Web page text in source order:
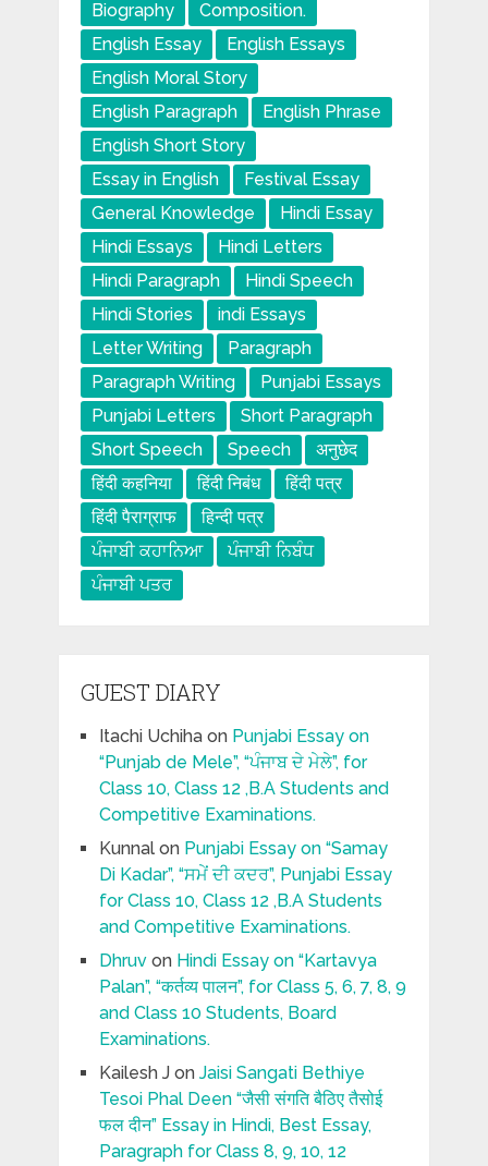
Biography
Composition.
English Essay
English Essays
English Moral Story
English Paragraph
English Phrase
English Short Story
Essay in English
Festival Essay
General Knowledge
Hindi Essay
Hindi Essays
Hindi Letters
Hindi Paragraph
Hindi Speech
Hindi Stories
indi Essays
Letter Writing
Paragraph
Paragraph Writing
Punjabi Essays
Punjabi Letters
Short Paragraph
Short Speech
Speech
अनुछेद
हिंदी कहनिया
हिंदी निबंध
हिंदी पत्र
हिंदी पैराग्राफ
हिन्दी पत्र
ਪੰਜਾਬੀ ਕਹਾਨਿਆ
ਪੰਜਾਬੀ ਨਿਬੰਧ
ਪੰਜਾਬੀ ਪਤਰ
GUEST DIARY
Itachi Uchihaon Punjabi Essay on
“Punjab de Mele”, “ਪੰਜਾਬ ਦੇ ਮੇਲੇ”, for
Class 10, Class 12 ,B.A Students and
Competitive Examinations.
Kunnalon Punjabi Essay on “Samay
Di Kadar”, “ਸਮੇਂ ਦੀ ਕਦਰ”, Punjabi Essay
for Class 10, Class 12 ,B.A Students
and Competitive Examinations.
Dhruvon Hindi Essay on “Kartavya
Palan”, “कर्तव्य पालन”, for Class 5, 6, 7, 8, 9
and Class 10 Students, Board
Examinations.
Kailesh Jon Jaisi Sangati Bethiye
Tesoi Phal Deen “जैसी संगति बैठिए तैसोई
फल दीन” Essay in Hindi, Best Essay,
Paragraph for Class 8, 9, 10, 12